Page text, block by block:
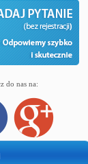
do nas na: